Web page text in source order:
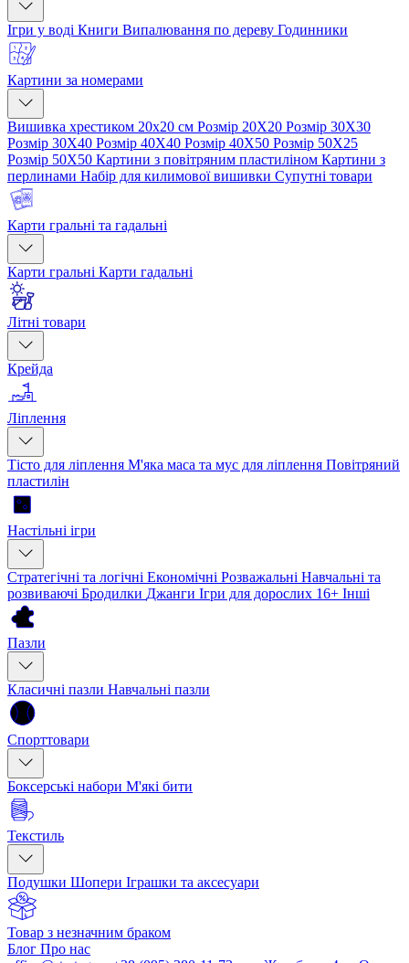
Ігри у воді Книги Випалювання по дереву Годинники
Картини за номерами
Вишивка хрестиком 20х20 см Розмір 20Х20 Розмір 30Х30
Розмір 30Х40 Розмір 40Х40 Розмір 40Х50 Розмір 50Х25
Розмір 50Х50 Картини з повітряним пластиліном Картини з
перлинами Набір для килимової вишивки Супутні товари
Карти гральні та гадальні
Карти гральні Карти гадальні
Літні товари
Крейда
Ліплення
Тісто для ліплення М'яка маса та мус для ліплення Повітряний
пластилін
Настільні ігри
Стратегічні та логічні Економічні Розважальні Навчальні та
розвиваючі Бродилки Джанги Ігри для дорослих 16+ Інші
Пазли
Класичні пазли Навчальні пазли
Спорттовари
Боксерські набори М'які бити
Текстиль
Подушки Шопери Іграшки та аксесуари
Товар з незначним браком
Блог Про нас